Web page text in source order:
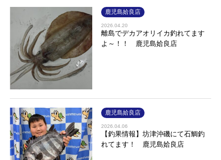
鹿児島姶良店
2026.04.20
離島でデカアオリイカ釣れてます
よ～！！ 鹿児島姶良店
鹿児島姶良店
2026.04.06
【釣果情報】坊津沖磯にて石鯛釣
れてます！ 鹿児島姶良店